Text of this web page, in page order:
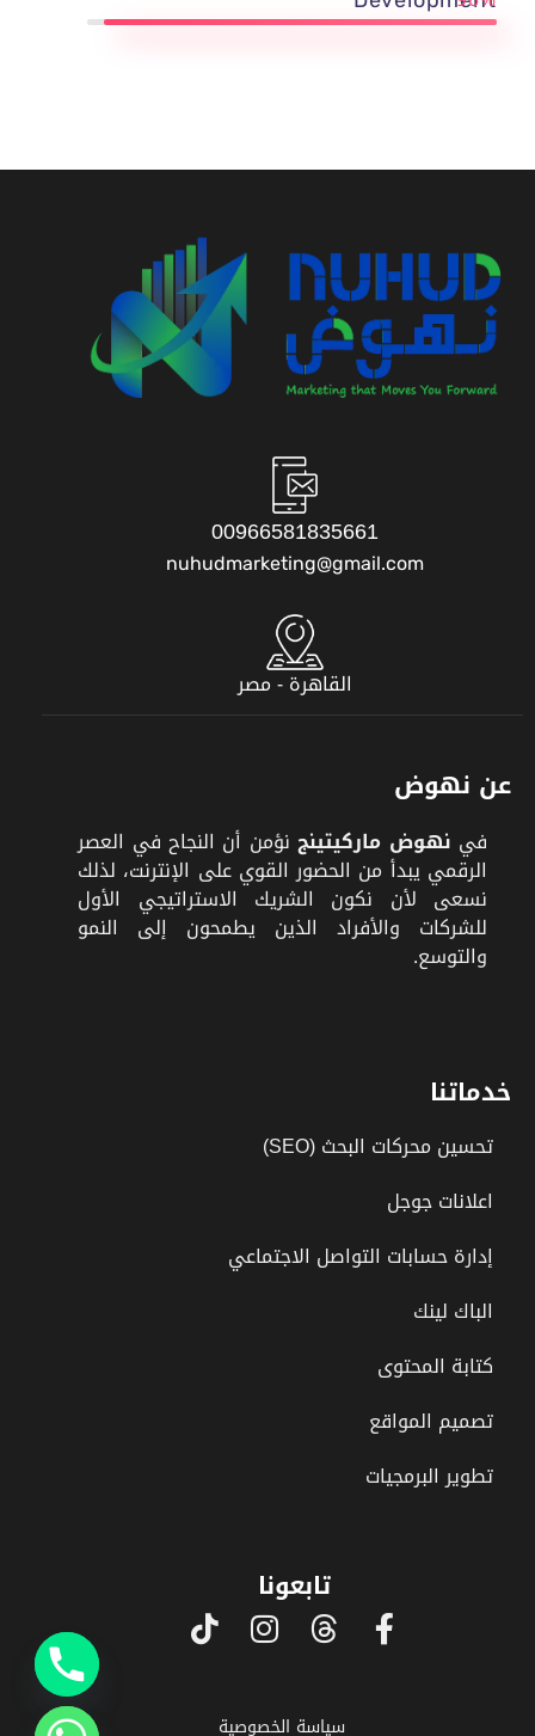
00966581835661
nuhudmarketing@gmail.com
القاهرة - مصر
عن نهوض
في نهوض ماركيتينجنؤمن أن النجاح في العصر
الرقمي يبدأ من الحضور القوي على الإنترنت، لذلك
نسعى لأن نكون الشريك الاستراتيجي الأول
للشركات والأفراد الذين يطمحون إلى النمو
والتوسع.
خدماتنا
تحسين محركات البحث (SEO)
اعلانات جوجل
إدارة حسابات التواصل الاجتماعي
الباك لينك
كتابة المحتوى
تصميم المواقع
تطوير البرمجيات
تابعونا
سياسة الخصوصية